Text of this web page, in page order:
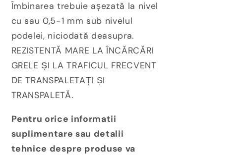
Îmbinarea trebuie așezată la nivel
cu sau 0,5-1 mm sub nivelul
podelei, niciodată deasupra.
REZISTENTĂ MARE LA ÎNCĂRCĂRI
GRELE ȘI LA TRAFICUL FRECVENT
DE TRANSPALETAȚI ȘI
TRANSPALETĂ.
Pentru orice informatii
suplimentare sau detalii
tehnice despre produse va